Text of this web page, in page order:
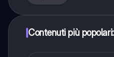
Contenuti più